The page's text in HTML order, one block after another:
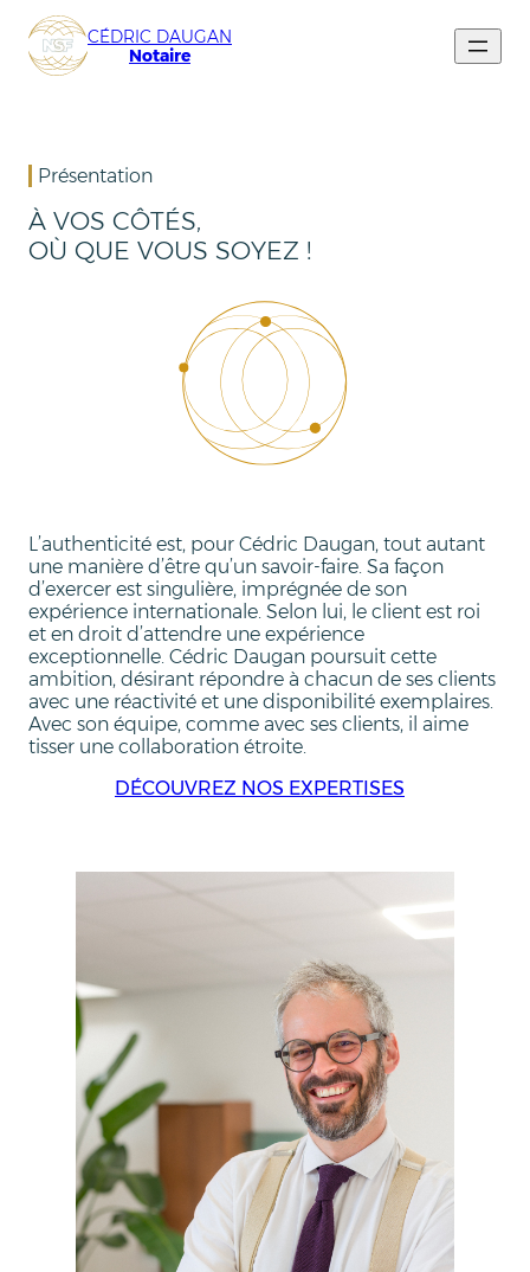
CÉDRIC DAUGAN
Notaire
Présentation
À VOS CÔTÉS,
OÙ QUE VOUS SOYEZ !
L’authenticité est, pour Cédric Daugan, tout autant
une manière d’être qu’un savoir-faire. Sa façon
d’exercer est singulière, imprégnée de son
expérience internationale. Selon lui, le client est roi
et en droit d’attendre une expérience
exceptionnelle. Cédric Daugan poursuit cette
ambition, désirant répondre à chacun de ses clients
avec une réactivité et une disponibilité exemplaires.
Avec son équipe, comme avec ses clients, il aime
tisser une collaboration étroite.
DÉCOUVREZ NOS EXPERTISES